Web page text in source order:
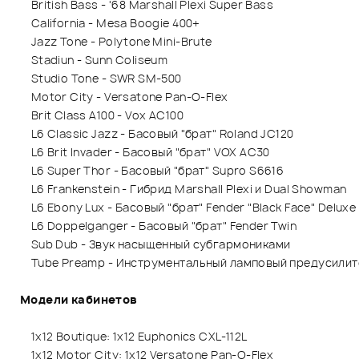
British Bass - '68 Marshall Plexi Super Bass
California - Mesa Boogie 400+
Jazz Tone - Polytone Mini-Brute
Stadiun - Sunn Coliseum
Studio Tone - SWR SM-500
Motor City - Versatone Pan-O-Flex
Brit Class A100 - Vox AC100
L6 Classic Jazz - Басовый "брат" Roland JC120
L6 Brit Invader - Басовый "брат" VOX AC30
L6 Super Thor - Басовый "брат" Supro S6616
L6 Frankenstein - Гибрид Marshall Plexi и Dual Showman
L6 Ebony Lux - Басовый "брат" Fender "Black Face" Deluxe
L6 Doppelganger - Басовый "брат" Fender Twin
Sub Dub - Звук насыщенный субгармониками
Tube Preamp - Инструментальный ламповый
Модели кабинетов
1x12 Boutique: 1x12 Euphonics CXL-112L
1x12 Motor City: 1x12 Versatone Pan-O-Flex